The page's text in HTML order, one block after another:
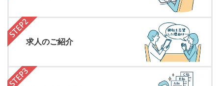
求人のご紹介